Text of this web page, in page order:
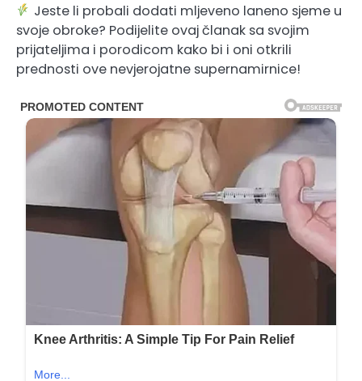
Jeste li probali dodati mljeveno laneno sjeme u
svoje obroke? Podijelite ovaj članak sa svojim
prijateljima i porodicom kako bi i oni otkrili
prednosti ove nevjerojatne supernamirnice!